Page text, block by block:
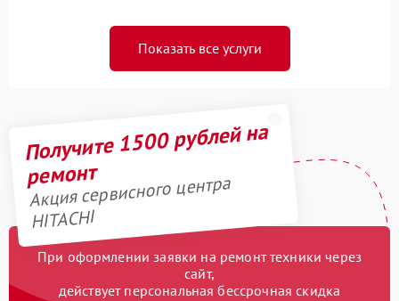
Показать все услуги
Получите 1500 рублей на
ремонт
Акция сервисного центра
HITACHI
При оформлении заявки на ремонт техники через
сайт,
действует персональная бессрочная скидка